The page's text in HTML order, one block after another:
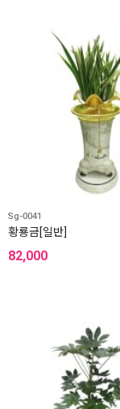
Sg-0041
황룡금[일반]
82,000